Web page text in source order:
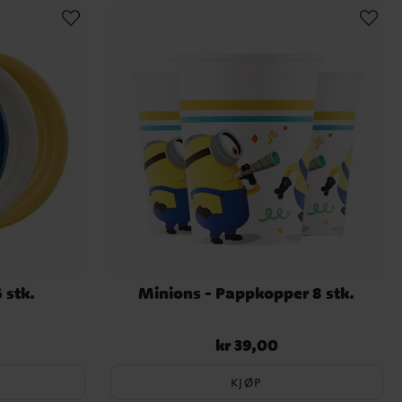
stk. Minions - Pappkopper 8 stk.
Pris :kr 39,00
kr 39,00
KJØP